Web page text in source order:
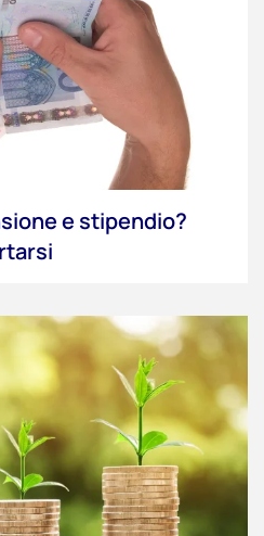
e stipendio?